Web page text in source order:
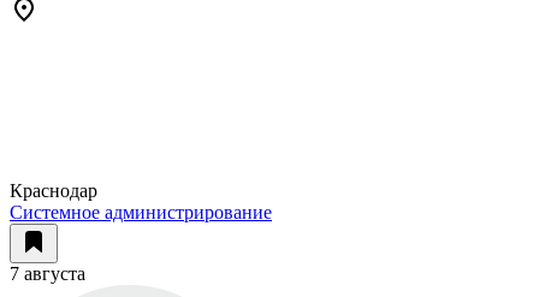
Краснодар
Системное администрирование
7 августа